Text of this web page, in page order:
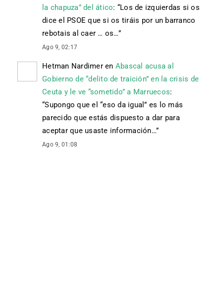
la chapuza” del ático: “Los de izquierdas si os
dice el PSOE que si os tiráis por un barranco
rebotais al caer … os…”
Ago 9, 02:17
Hetman Nardimeren Abascal acusa al
Gobierno de “delito de traición” en la crisis de
Ceuta y le ve “sometido” a Marruecos:
“Supongo que el “eso da igual” es lo más
parecido que estás dispuesto a dar para
aceptar que usaste información…”
Ago 9, 01:08